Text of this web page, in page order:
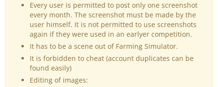
Every user is permitted to post only one screenshot
every month. The screenshot must be made by the
user himself. It is not permitted to use screenshots
again if they were used in an earlyer competition.
It has to be a scene out of Farming Simulator.
It is forbidden to cheat (account duplicates can be
found easily)
Editing of images: